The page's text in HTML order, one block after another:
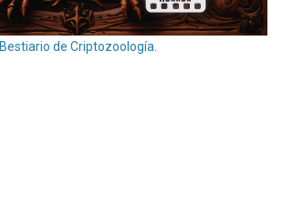
Bestiario de Criptozoología.